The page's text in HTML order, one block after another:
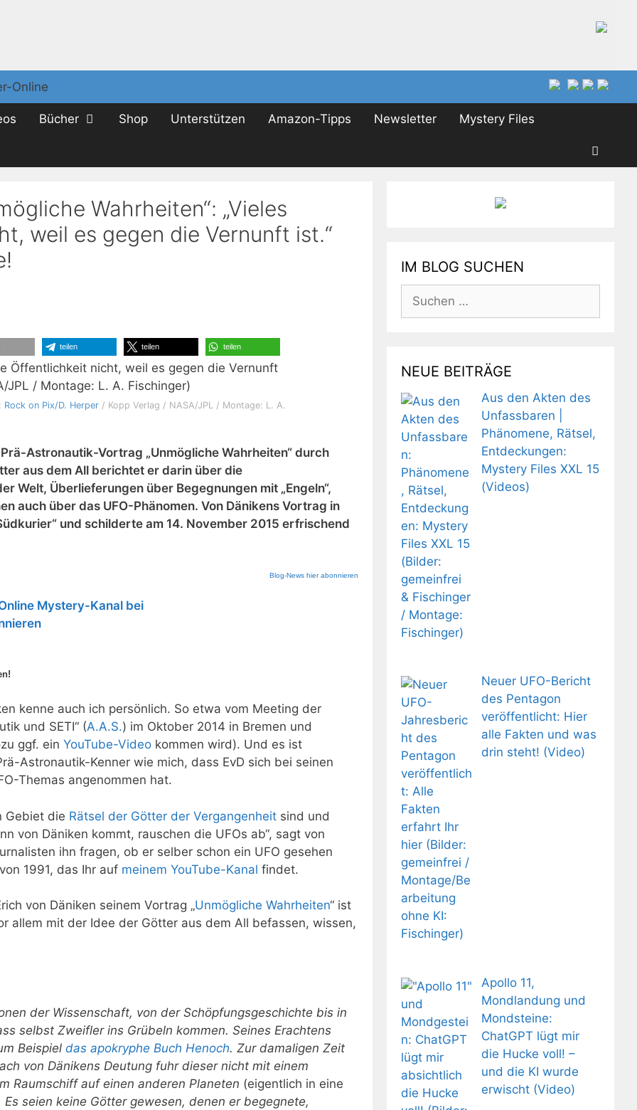
Bücher Shop Unterstützen Amazon-Tipps Newsletter Mystery Files
Wahrheiten“: „Vieles
weil es gegen die Vernunft ist.“
teilen teilen teilen
Rock on Pix/D. Herper / Kopp Verlag / NASA/JPL / Montage: L. A.
Astronautik-Vortrag „Unmögliche Wahrheiten“ durch
aus dem All berichtet er darin über die
Welt, Überlieferungen über Begegnungen mit „Engeln“,
auch über das UFO-Phänomen. Von Dänikens Vortrag in
und schilderte am 14. November 2015 erfrischend
Blog-News hier abonnieren
kenne auch ich persönlich. So etwa vom Meeting der
und SETI“ (A.A.S.) im Oktober 2014 in Bremen und
ggf. ein YouTube-Video kommen wird). Und es ist
Astronautik-Kenner wie mich, dass EvD sich bei seinen
Themas angenommen hat.
Gebiet die Rätsel der Götter der Vergangenheit sind und
von Däniken kommt, rauschen die UFOs ab“, sagt von
ihn fragen, ob er selber schon ein UFO gesehen
von 1991, das Ihr auf meinem YouTube-Kanal findet.
von Däniken seinem Vortrag „Unmögliche Wahrheiten“ ist
allem mit der Idee der Götter aus dem All befassen, wissen,
der Wissenschaft, von der Schöpfungsgeschichte bis in
selbst Zweifler ins Grübeln kommen. Seines Erachtens
Beispiel das apokryphe Buch Henoch. Zur damaligen Zeit
von Dänikens Deutung fuhr dieser nicht mit einem
Raumschiff auf einen anderen Planeten (eigentlich in eine
Es seien keine Götter gewesen, denen er begegnete,
IM BLOG SUCHEN
nach:
NEUE BEITRÄGE
Aus den Akten des
Unfassbaren |
Phänomene, Rätsel,
Entdeckungen:
Mystery Files XXL 15
(Videos)
Neuer UFO-Bericht
des Pentagon
veröffentlicht: Hier
alle Fakten und was
drin steht! (Video)
Apollo 11,
Mondlandung und
Mondsteine:
ChatGPT lügt mir
die Hucke voll! –
und die KI wurde
erwischt (Video)